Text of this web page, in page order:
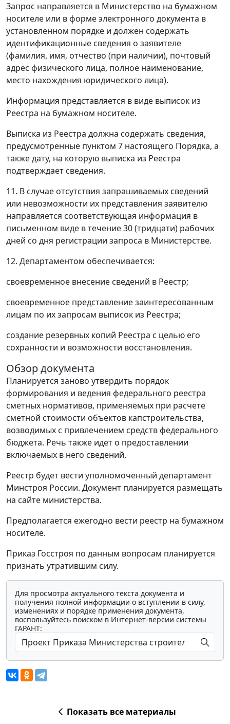
Запрос направляется в Министерство на бумажном
носителе или в форме электронного документа в
установленном порядке и должен содержать
идентификационные сведения о заявителе
(фамилия, имя, отчество (при наличии), почтовый
адрес физического лица, полное наименование,
место нахождения юридического лица).
Информация представляется в виде выписок из
Реестра на бумажном носителе.
Выписка из Реестра должна содержать сведения,
предусмотренные пунктом 7 настоящего Порядка, а
также дату, на которую выписка из Реестра
подтверждает сведения.
11. В случае отсутствия запрашиваемых сведений
или невозможности их представления заявителю
направляется соответствующая информация в
письменном виде в течение 30 (тридцати) рабочих
дней со дня регистрации запроса в Министерстве.
12. Департаментом обеспечивается:
своевременное внесение сведений в Реестр;
своевременное представление заинтересованным
лицам по их запросам выписок из Реестра;
создание резервных копий Реестра с целью его
сохранности и возможности восстановления.
Обзор документа
Планируется заново утвердить порядок
формирования и ведения федерального реестра
сметных нормативов, применяемых при расчете
сметной стоимости объектов капстроительства,
возводимых с привлечением средств федерального
бюджета. Речь также идет о предоставлении
включаемых в него сведений.
Реестр будет вести уполномоченный департамент
Минстроя России. Документ планируется размещать
на сайте министерства.
Предполагается ежегодно вести реестр на бумажном
носителе.
Приказ Госстроя по данным вопросам планируется
признать утратившим силу.
Для просмотра актуального текста документа и
получения полной информации о вступлении в силу,
изменениях и порядке применения документа,
воспользуйтесь поиском в Интернет-версии системы
ГАРАНТ:
Показать все материалы